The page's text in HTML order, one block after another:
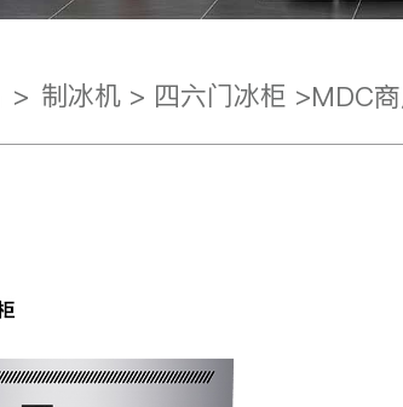
> 制冰机 > 四六门冰柜 >